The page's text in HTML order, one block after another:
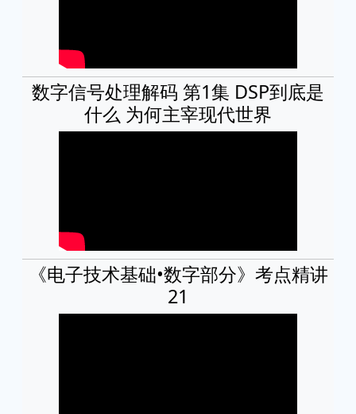
数字信号处理解码 第1集 DSP到底是
什么 为何主宰现代世界
《电子技术基础•数字部分》考点精讲
21